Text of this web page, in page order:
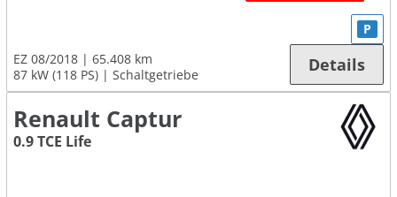
EZ 08/2018
65.408 km
87 kW (118 PS)
Schaltgetriebe
P
Details
Renault Captur
0.9 TCE Life